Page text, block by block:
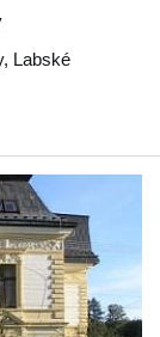
, Labské